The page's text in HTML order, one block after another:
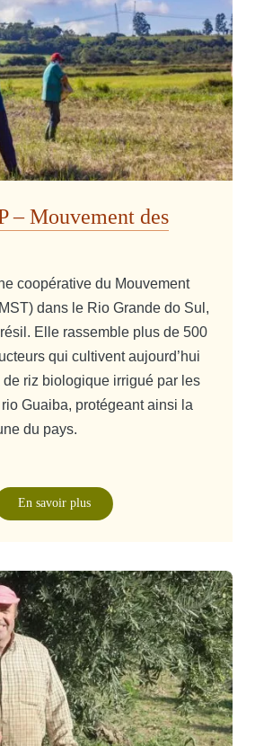
– Mouvement des
coopérative du Mouvement
dans le Rio Grande do Sul,
Elle rassemble plus de 500
qui cultivent aujourd’hui
de riz biologique irrigué par les
Guaiba, protégeant ainsi la
du pays.
En savoir plus